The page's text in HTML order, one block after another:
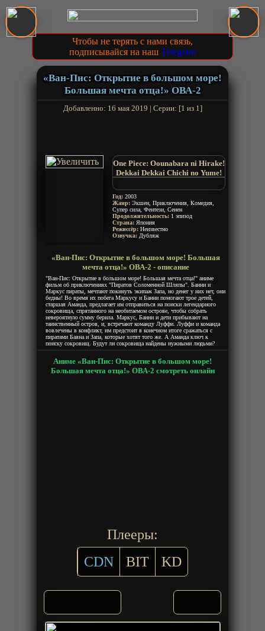
Чтобы не терять с нами связь,
подписывайся на наш Telegram
«Ван-Пис: Открытие в большом море!
Большая мечта отца!» ОВА-2
Добавленно: 16 мая 2019 | Серии: [1 из 1]
One Piece: Oounabara ni Hirake!
Dekkai Dekkai Chichi no Yume!
the Great Sea! A Fathers Huge,
HUGE Dream!
Год: 2003
Жанр: Экшен, Приключения, Комедия,
Супер сила, Фентези, Сенен
Продолжительность: 1 эпизод
Страна: Япония
Режиссёр: Неизвестно
Озвучка: Дубляж
«Ван-Пис: Открытие в большом море! Большая
мечта отца!» ОВА-2 - описание
"Ван-Пис: Открытие в большом море! Большая мечта отца!" аниме
фильм об приключениях "Пиратов Соломенной Шляпы". Банни и
Маркус пираты, мечтают покинуть экипаж Запа, но денег у них нет, они
бедны! Во время их побега Маркусу и Банни помогают трое детей,
старшая Аманда, предлагает им отправиться на поиски легендарного
сокровища, спрятанного на необитаемом острове, чтобы собрать
невероятную сумму берила. Маркус, Банни и дети прибывают на
таинственный остров, и, встречают команду Луффи. Луффи и команда
вовлечены в конфликт, им предстоит в конечном итоге сражаться с
пиратами Баяна и Запа, которые хотят того же. А Аманда ключ к
поиску сокровищ. Будут ли сокровища найдены нужными людьми?
Аниме «Ван-Пис: Открытие в большом море!
Большая мечта отца!» ОВА-2 смотреть онлайн
Плееры:
CDN
BIT KD